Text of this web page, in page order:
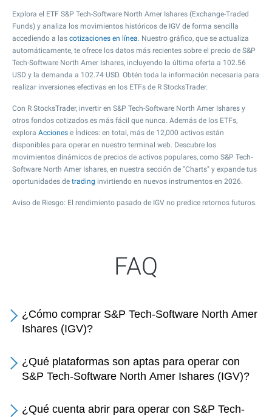
Explora el ETF S&P Tech-Software North Amer Ishares (Exchange-Traded
Funds) y analiza los movimientos históricos de IGV de forma sencilla
accediendo a las cotizaciones en línea. Nuestro gráfico, que se actualiza
automáticamente, te ofrece los datos más recientes sobre el precio de S&P
Tech-Software North Amer Ishares, incluyendo la última oferta a 102.56
USD y la demanda a 102.74 USD. Obtén toda la información necesaria para
realizar inversiones efectivas en los ETFs de R StocksTrader.
Con R StocksTrader, invertir en S&P Tech-Software North Amer Ishares y
otros fondos cotizados es más fácil que nunca. Además de los ETFs,
explora Acciones e Índices: en total, más de 12,000 activos están
disponibles para operar en nuestro terminal web. Descubre los
movimientos dinámicos de precios de activos populares, como S&P Tech-
Software North Amer Ishares, en nuestra sección de "Charts" y expande tus
oportunidades de trading invirtiendo en nuevos instrumentos en 2026.
Aviso de Riesgo: El rendimiento pasado de IGV no predice retornos futuros.
FAQ
¿Cómo comprar S&P Tech-Software North Amer
Ishares (IGV)?
¿Qué plataformas son aptas para operar con
S&P Tech-Software North Amer Ishares (IGV)?
¿Qué cuenta abrir para operar con S&P Tech-